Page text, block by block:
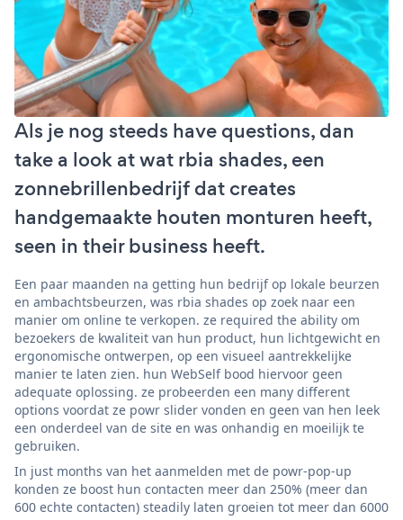
Als je nog steeds have questions, dan
take a look at wat rbia shades, een
zonnebrillenbedrijf dat creates
handgemaakte houten monturen heeft,
seen in their business heeft.
Een paar maanden na getting hun bedrijf op lokale beurzen
en ambachtsbeurzen, was rbia shades op zoek naar een
manier om online te verkopen. ze required the ability om
bezoekers de kwaliteit van hun product, hun lichtgewicht en
ergonomische ontwerpen, op een visueel aantrekkelijke
manier te laten zien. hun WebSelf bood hiervoor geen
adequate oplossing. ze probeerden een many different
options voordat ze powr slider vonden en geen van hen leek
een onderdeel van de site en was onhandig en moeilijk te
gebruiken.
In just months van het aanmelden met de powr-pop-up
konden ze boost hun contacten meer dan 250% (meer dan
600 echte contacten) steadily laten groeien tot meer dan 6000